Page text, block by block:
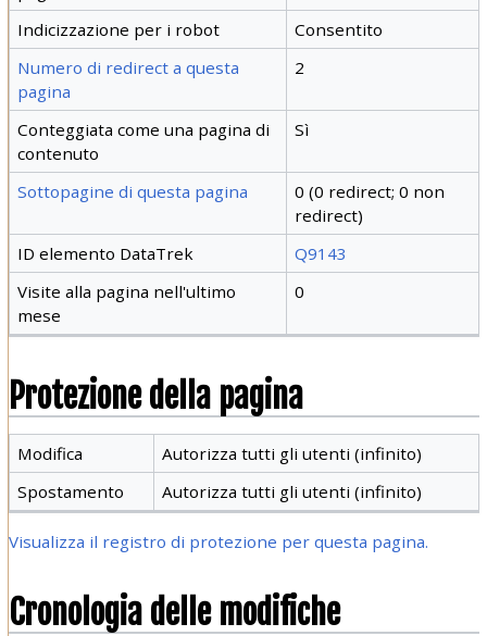
Indicizzazione per i robot
Consentito
Numero di redirect a questa
pagina
2
Conteggiata come una pagina di
contenuto
Sì
Sottopagine di questa pagina
0 (0 redirect; 0 non
redirect)
ID elemento DataTrek
Q9143
Visite alla pagina nell'ultimo
mese
0
Protezione della pagina
Modifica
Autorizza tutti gli utenti (infinito)
Spostamento
Autorizza tutti gli utenti (infinito)
Visualizza il registro di protezione per questa pagina.
Cronologia delle modifiche